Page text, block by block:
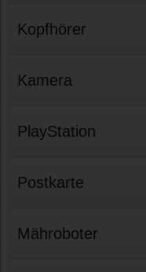
Kopfhörer
Kamera
PlayStation
Postkarte
Mähroboter